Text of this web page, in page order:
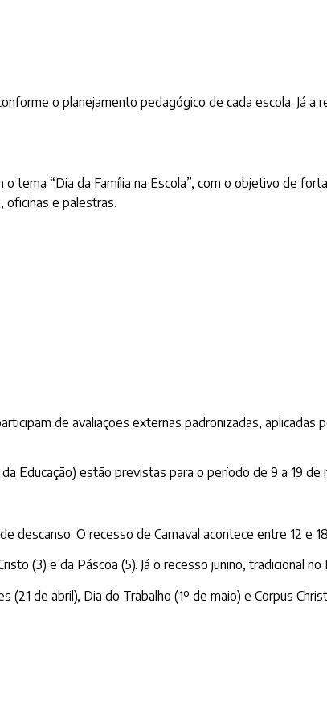
o planejamento pedagógico de cada escola. Já a
tema “Dia da Família na Escola”, com o objetivo de
oficinas e palestras.
de avaliações externas padronizadas, aplicadas
Educação) estão previstas para o período de 9 a 19 de
descanso. O recesso de Carnaval acontece entre 12 e
(3) e da Páscoa (5). Já o recesso junino, tradicional
de abril), Dia do Trabalho (1º de maio) e Corpus